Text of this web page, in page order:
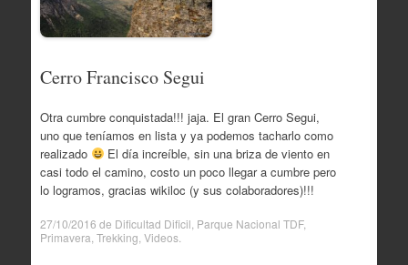
Cerro Francisco Segui
Otra cumbre conquistada!!! jaja. El gran Cerro Segui,
uno que teníamos en lista y ya podemos tacharlo como
realizado
El día increíble, sin una briza de viento en
casi todo el camino, costo un poco llegar a cumbre pero
lo logramos, gracias wikiloc (y sus colaboradores)!!!
27/10/2016 de Dificultad Dificil Parque Nacional TDF,
Primavera Trekking Videos.